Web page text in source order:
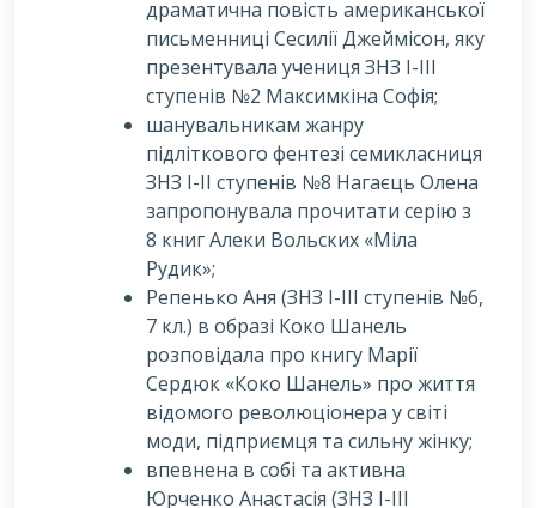
драматична повість американської
письменниці Сесилії Джеймісон, яку
презентувала учениця ЗНЗ І-ІІІ
ступенів №2 Максимкіна Софія;
шанувальникам жанру
підліткового фентезі семикласниця
ЗНЗ І-ІІ ступенів №8 Нагаєць Олена
запропонувала прочитати серію з
8 книг Алеки Вольских «Міла
Рудик»;
Репенько Аня (ЗНЗ І-ІІІ ступенів №6,
7 кл.) в образі Коко Шанель
розповідала про книгу Марії
Сердюк «Коко Шанель» про життя
відомого революціонера у світі
моди, підприємця та сильну жінку;
впевнена в собі та активна
Юрченко Анастасія (ЗНЗ І-ІІІ